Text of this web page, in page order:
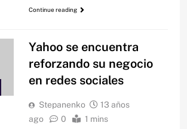
Continue reading
Yahoo se encuentra
reforzando su negocio
en redes sociales
Stepanenko
13 años
ago
0 1 mins